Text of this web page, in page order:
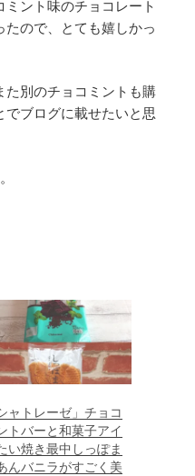
ミント味のチョコレート
たので、とても嬉しかっ
た別のチョコミントも購
でブログに載せたいと思
ャトレーゼ」チョコ
トバーと和菓子アイ
い焼き最中しっぽま
んバニラがすごく美